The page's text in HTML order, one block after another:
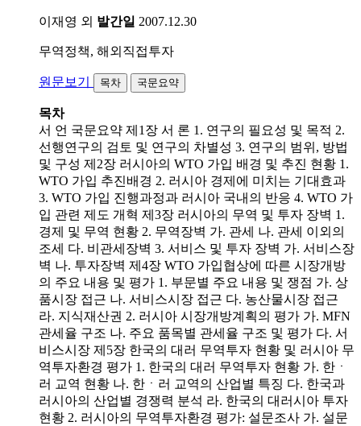
이재영 외 발간일 2007.12.30
무역정책, 해외직접투자
원문보기 목차 국문요약
목차
서 언 국문요약 제1장 서 론 1. 연구의 필요성 및 목적 2.
선행연구의 검토 및 연구의 차별성 3. 연구의 범위, 방법
및 구성 제2장 러시아의 WTO 가입 배경 및 추진 현황 1.
WTO 가입 추진배경 2. 러시아 경제에 미치는 기대효과
3. WTO 가입 진행과정과 러시아 국내의 반응 4. WTO 가
입 관련 제도 개혁 제3장 러시아의 무역 및 투자 장벽 1.
경제 및 무역 현황 2. 무역장벽 가. 관세 나. 관세 이외의
조세 다. 비관세장벽 3. 서비스 및 투자 장벽 가. 서비스장
벽 나. 투자장벽 제4장 WTO 가입협상에 따른 시장개방
의 주요 내용 및 평가 1. 부문별 주요 내용 및 쟁점 가. 상
품시장 접근 나. 서비스시장 접근 다. 농산물시장 접근
라. 지식재산권 2. 러시아 시장개방계획의 평가 가. MFN
관세율 구조 나. 주요 품목별 관세율 구조 및 평가 다. 서
비스시장 제5장 한국의 대러 무역투자 현황 및 러시아 무
역투자환경 평가 1. 한국의 대러 무역투자 현황 가. 한ㆍ
러 교역 현황 나. 한ㆍ러 교역의 산업별 특징 다. 한국과
러시아의 산업별 경쟁력 분석 라. 한국의 대러시아 투자
현황 2. 러시아의 무역투자환경 평가: 설문조사 가. 설문